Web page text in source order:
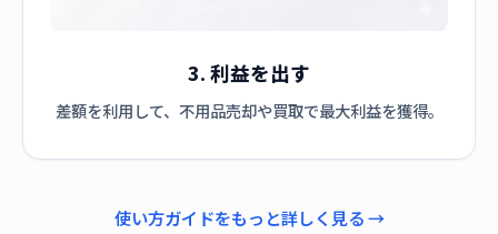
3. 利益を出す
差額を利用して、不用品売却や買取で最大利益を獲得。
使い方ガイドをもっと詳しく見る →